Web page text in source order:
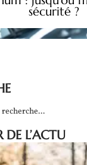
sécurité ?
L’ACTU